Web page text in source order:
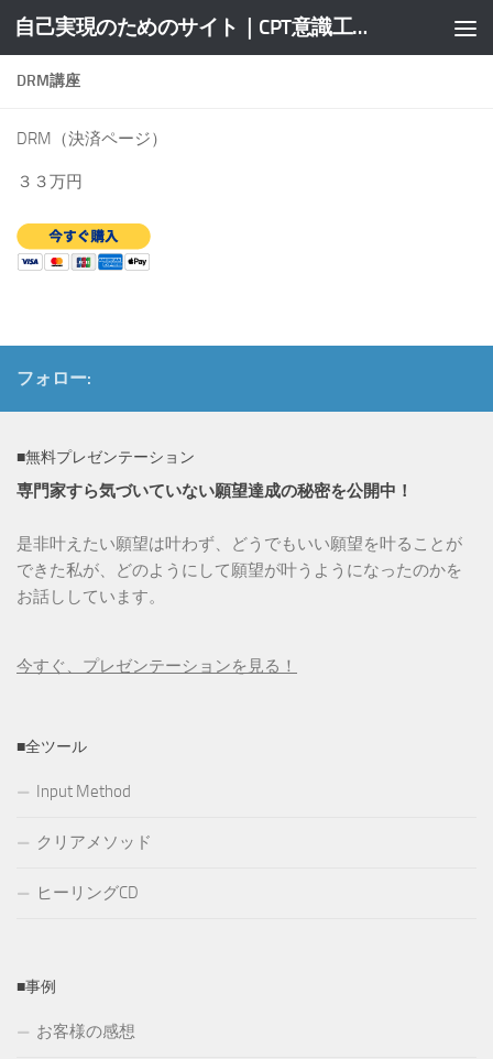
コンテンツへスキップ 自己実現のためのサイト｜CPT意識工学研究所
DRM講座
DRM（決済ページ）
３３万円
フォロー:
■無料プレゼンテーション
専門家すら気づいていない願望達成の秘密を公開中！
是非叶えたい願望は叶わず、どうでもいい願望を叶ることが
できた私が、どのようにして願望が叶うようになったのかを
お話ししています。
今すぐ、プレゼンテーションを見る！
■全ツール
Input Method
クリアメソッド
ヒーリングCD
■事例
お客様の感想